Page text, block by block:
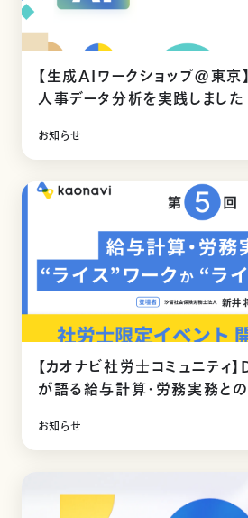
【生成AIワークショップ@東
人事データ分析を実践しました
お知らせ
【カオナビ社労士コミュニティ
が語る給与計算・労務実務と
お知らせ